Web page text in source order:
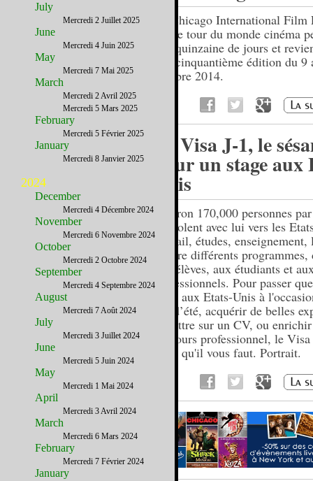
Le Chicago International Film
fait le tour du monde cinéma
une quinzaine de jours et
une cinquantième édition du 9
octobre 2014.
Le Visa J-1, le
pour un stage
Unis
Environ 170,000 personnes
s'envolent avec lui vers les
Travail, études, enseignement,
1 offre différents programmes,
aux élèves, aux étudiants et
professionnels. Pour passer
mois aux Etats-Unis à
job d’été, acquérir de belles
à mettre sur un CV, ou
parcours professionnel, le
celui qu'il vous faut. Portrait.
July
Mercredi 2 Juillet 2025
June
Mercredi 4 Juin 2025
May
Mercredi 7 Mai 2025
March
Mercredi 2 Avril 2025
Mercredi 5 Mars 2025
February
Mercredi 5 Février 2025
January
Mercredi 8 Janvier 2025
2024
December
Mercredi 4 Décembre 2024
November
Mercredi 6 Novembre 2024
October
Mercredi 2 Octobre 2024
September
Mercredi 4 Septembre 2024
August
Mercredi 7 Août 2024
July
Mercredi 3 Juillet 2024
June
Mercredi 5 Juin 2024
May
Mercredi 1 Mai 2024
April
Mercredi 3 Avril 2024
March
Mercredi 6 Mars 2024
February
Mercredi 7 Février 2024
January